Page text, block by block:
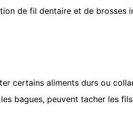
de fil dentaire et de
certains aliments durs ou
bagues, peuvent tacher les